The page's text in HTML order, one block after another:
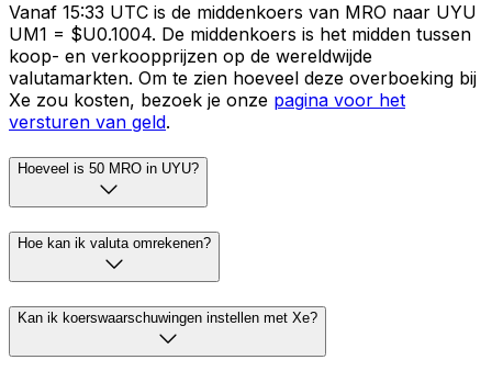
Vanaf 15:33 UTC is de middenkoers van MRO naar UYU
UM1 = $U0.1004. De middenkoers is het midden tussen
koop- en verkoopprijzen op de wereldwijde
valutamarkten. Om te zien hoeveel deze overboeking bij
Xe zou kosten, bezoek je onze pagina voor het
versturen van geld.
Hoeveel is 50 MRO in UYU?
Hoe kan ik valuta omrekenen?
Kan ik koerswaarschuwingen instellen met Xe?